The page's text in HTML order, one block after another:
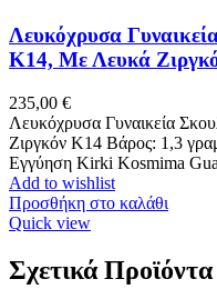
Λευκόχρυσα
Κ14, Με Λευκά
235,00 €
Λευκόχρυσα Γυναικεία
Ζιργκόν K14 Βάρος: 1,3
Εγγύηση Kirki Kosmima
Add to wishlist
Προσθήκη στο καλάθι
Quick view
Σχετικά Προϊόντα